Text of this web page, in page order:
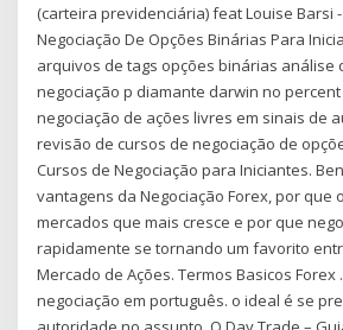
(carteira previdenciária) feat Louise Barsi
Negociação De Opções Binárias Para
arquivos de tags opções binárias análise
negociação p diamante darwin no
negociação de ações livres em sinais de
revisão de cursos de negociação de
Cursos de Negociação para Iniciantes.
vantagens da Negociação Forex, por que
mercados que mais cresce e por que
rapidamente se tornando um favorito
Mercado de Ações. Termos Basicos Forex
negociação em português. o ideal é se